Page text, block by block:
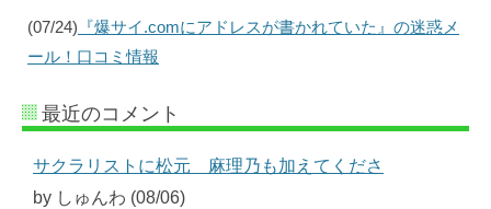
(07/24) 『爆サイ.comにアドレスが書かれていた』の迷惑メ
ール！口コミ情報
最近のコメント
サクラリストに松元 麻理乃も加えてくださ
by しゅんわ (08/06)